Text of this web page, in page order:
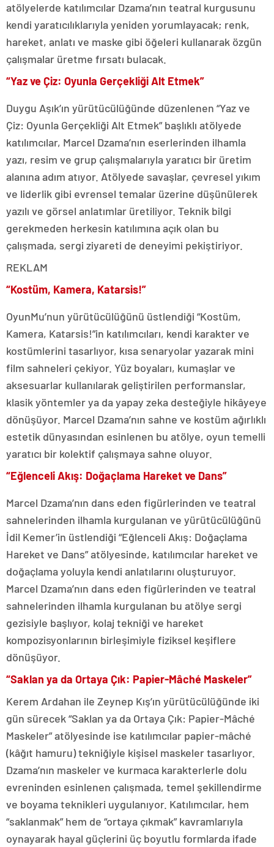
atölyelerde katılımcılar Dzama’nın teatral kurgusunu
kendi yaratıcılıklarıyla yeniden yorumlayacak; renk,
hareket, anlatı ve maske gibi öğeleri kullanarak özgün
çalışmalar üretme fırsatı bulacak.
“Yaz ve Çiz: Oyunla Gerçekliği Alt Etmek”
Duygu Aşık’ın yürütücülüğünde düzenlenen “Yaz ve
Çiz: Oyunla Gerçekliği Alt Etmek” başlıklı atölyede
katılımcılar, Marcel Dzama’nın eserlerinden ilhamla
yazı, resim ve grup çalışmalarıyla yaratıcı bir üretim
alanına adım atıyor. Atölyede savaşlar, çevresel yıkım
ve liderlik gibi evrensel temalar üzerine düşünülerek
yazılı ve görsel anlatımlar üretiliyor. Teknik bilgi
gerekmeden herkesin katılımına açık olan bu
çalışmada, sergi ziyareti de deneyimi pekiştiriyor.
REKLAM
“Kostüm, Kamera, Katarsis!”
OyunMu’nun yürütücülüğünü üstlendiği “Kostüm,
Kamera, Katarsis!”in katılımcıları, kendi karakter ve
kostümlerini tasarlıyor, kısa senaryolar yazarak mini
film sahneleri çekiyor. Yüz boyaları, kumaşlar ve
aksesuarlar kullanılarak geliştirilen performanslar,
klasik yöntemler ya da yapay zeka desteğiyle hikâyeye
dönüşüyor. Marcel Dzama’nın sahne ve kostüm ağırlıklı
estetik dünyasından esinlenen bu atölye, oyun temelli
yaratıcı bir kolektif çalışmaya sahne oluyor.
“Eğlenceli Akış: Doğaçlama Hareket ve Dans”
Marcel Dzama’nın dans eden figürlerinden ve teatral
sahnelerinden ilhamla kurgulanan ve yürütücülüğünü
İdil Kemer’in üstlendiği “Eğlenceli Akış: Doğaçlama
Hareket ve Dans” atölyesinde, katılımcılar hareket ve
doğaçlama yoluyla kendi anlatılarını oluşturuyor.
Marcel Dzama’nın dans eden figürlerinden ve teatral
sahnelerinden ilhamla kurgulanan bu atölye sergi
gezisiyle başlıyor, kolaj tekniği ve hareket
kompozisyonlarının birleşimiyle fiziksel keşiflere
dönüşüyor.
“Saklan ya da Ortaya Çık: Papier-Mâché Maskeler”
Kerem Ardahan ile Zeynep Kış’ın yürütücülüğünde iki
gün sürecek “Saklan ya da Ortaya Çık: Papier-Mâché
Maskeler” atölyesinde ise katılımcılar papier-mâché
(kâğıt hamuru) tekniğiyle kişisel maskeler tasarlıyor.
Dzama’nın maskeler ve kurmaca karakterlerle dolu
evreninden esinlenen çalışmada, temel şekillendirme
ve boyama teknikleri uygulanıyor. Katılımcılar, hem
“saklanmak” hem de “ortaya çıkmak” kavramlarıyla
oynayarak hayal güçlerini üç boyutlu formlarda ifade